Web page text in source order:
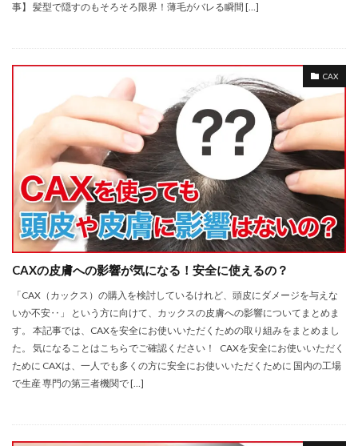
事】 髪型で隠すのもそろそろ限界！薄毛がバレる瞬間 […]
CAX
CAXの皮膚への影響が気になる！安全に使えるの？
「CAX（カックス）の購入を検討しているけれど、頭皮にダメージを与えな
いか不安‥」 という方に向けて、カックスの皮膚への影響についてまとめま
す。 本記事では、CAXを安全にお使いいただくための取り組みをまとめまし
た。 気になることはこちらでご確認ください！ CAXを安全にお使いいただく
ために CAXは、一人でも多くの方に安全にお使いいただくために 国内の工場
で生産 専門の第三者機関で […]